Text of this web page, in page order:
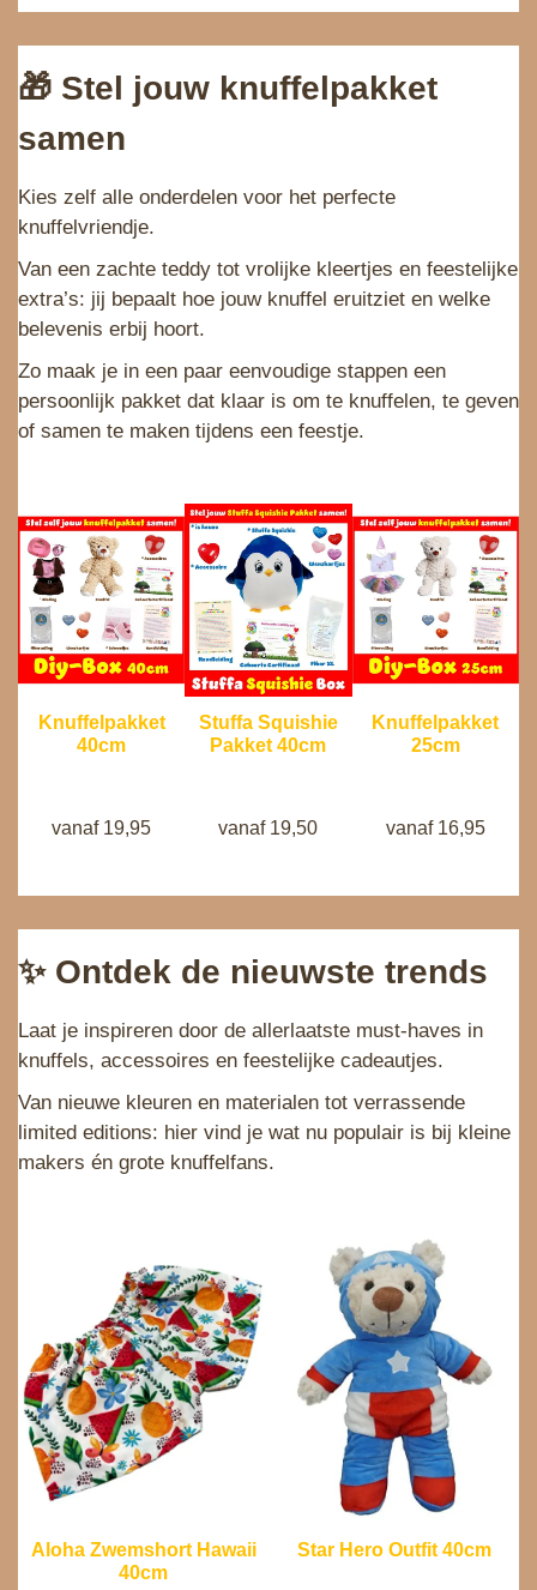
🎁 Stel jouw knuffelpakket
samen
Kies zelf alle onderdelen voor het perfecte
knuffelvriendje.
Van een zachte teddy tot vrolijke kleertjes en feestelijke
extra’s: jij bepaalt hoe jouw knuffel eruitziet en welke
belevenis erbij hoort.
Zo maak je in een paar eenvoudige stappen een
persoonlijk pakket dat klaar is om te knuffelen, te geven
of samen te maken tijdens een feestje.
Knuffelpakket
40cm
vanaf 19,95
Stuffa Squishie
Pakket 40cm
vanaf 19,50
Knuffelpakket
25cm
vanaf 16,95
✨ Ontdek de nieuwste trends
Laat je inspireren door de allerlaatste must‑haves in
knuffels, accessoires en feestelijke cadeautjes.
Van nieuwe kleuren en materialen tot verrassende
limited editions: hier vind je wat nu populair is bij kleine
makers én grote knuffelfans.
Aloha Zwemshort Hawaii
40cm
Star Hero Outfit 40cm